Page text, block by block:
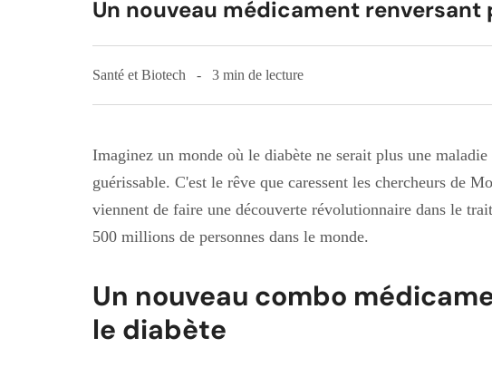
Un nouveau médicament renversant
Santé et Biotech 3 min de lecture
Imaginez un monde où le diabète ne serait plus une
guérissable. C'est le rêve que caressent les chercheurs de
viennent de faire une découverte révolutionnaire dans le
500 millions de personnes dans le monde.
Un nouveau combo
le diabète